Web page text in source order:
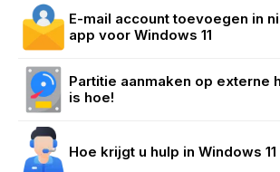
E-mail account toevoegen in
app voor Windows 11
Partitie aanmaken op externe
is hoe!
Hoe krijgt u hulp in Windows 11